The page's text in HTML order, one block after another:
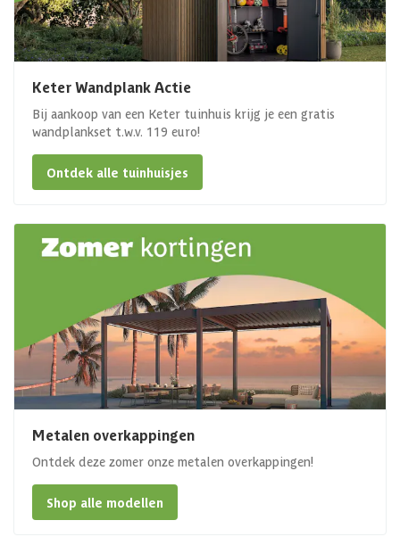
Keter Wandplank Actie
Bij aankoop van een Keter tuinhuis krijg je een gratis
wandplankset t.w.v. 119 euro!
Ontdek alle tuinhuisjes
Metalen overkappingen
Ontdek deze zomer onze metalen overkappingen!
Shop alle modellen